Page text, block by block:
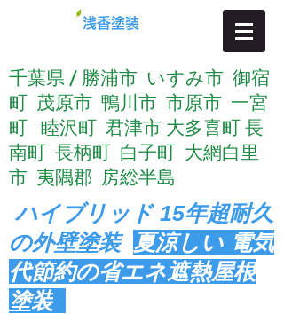
​浅香塗装
​千葉県 / 勝浦市 いすみ市 御宿
町 茂原市 鴨川市 市原市 一宮
町 睦沢町 君津市 大多喜町 長
南町 長柄町 白子町 大網白里
市 夷隅郡 房総半島
ハイブリッド 15年超耐久
の外壁塗装 夏涼しい 電気
代節約の省エネ遮熱屋根
塗装